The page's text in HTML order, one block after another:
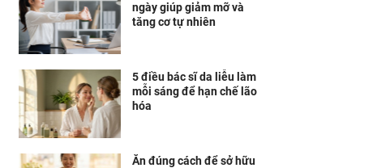
ngày giúp giảm mỡ và
tăng cơ tự nhiên
5 điều bác sĩ da liễu làm
mỗi sáng để hạn chế lão
hóa
Ăn đúng cách để sở hữu